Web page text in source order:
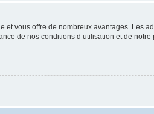
et vous offre de nombreux avantages.
de nos conditions d’utilisation et de